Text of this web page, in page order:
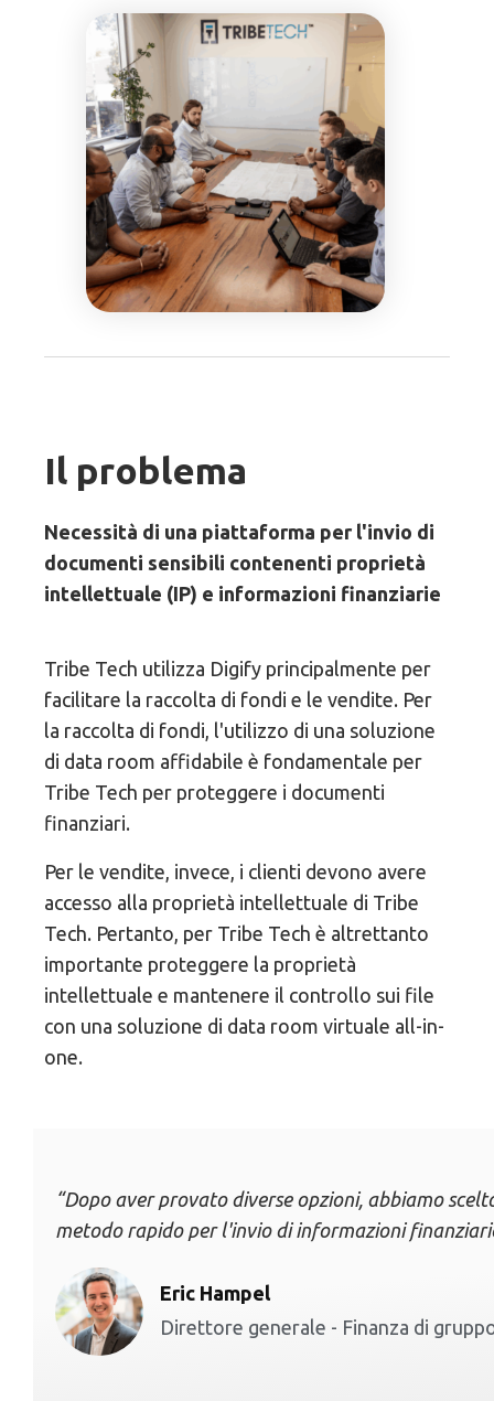
Il problema
Necessità di una piattaforma per l'invio di
documenti sensibili contenenti proprietà
intellettuale (IP) e informazioni finanziarie
Tribe Tech utilizza Digify principalmente per
facilitare la raccolta di fondi e le vendite. Per
la raccolta di fondi, l'utilizzo di una soluzione
di data room affidabile è fondamentale per
Tribe Tech per proteggere i documenti
finanziari.
Per le vendite, invece, i clienti devono avere
accesso alla proprietà intellettuale di Tribe
Tech. Pertanto, per Tribe Tech è altrettanto
importante proteggere la proprietà
intellettuale e mantenere il controllo sui file
con una soluzione di data room virtuale all-in-
one.
“Dopo aver provato diverse opzioni, abbiamo
metodo rapido per l'invio di informazioni
Eric Hampel
Direttore generale - Finanza di